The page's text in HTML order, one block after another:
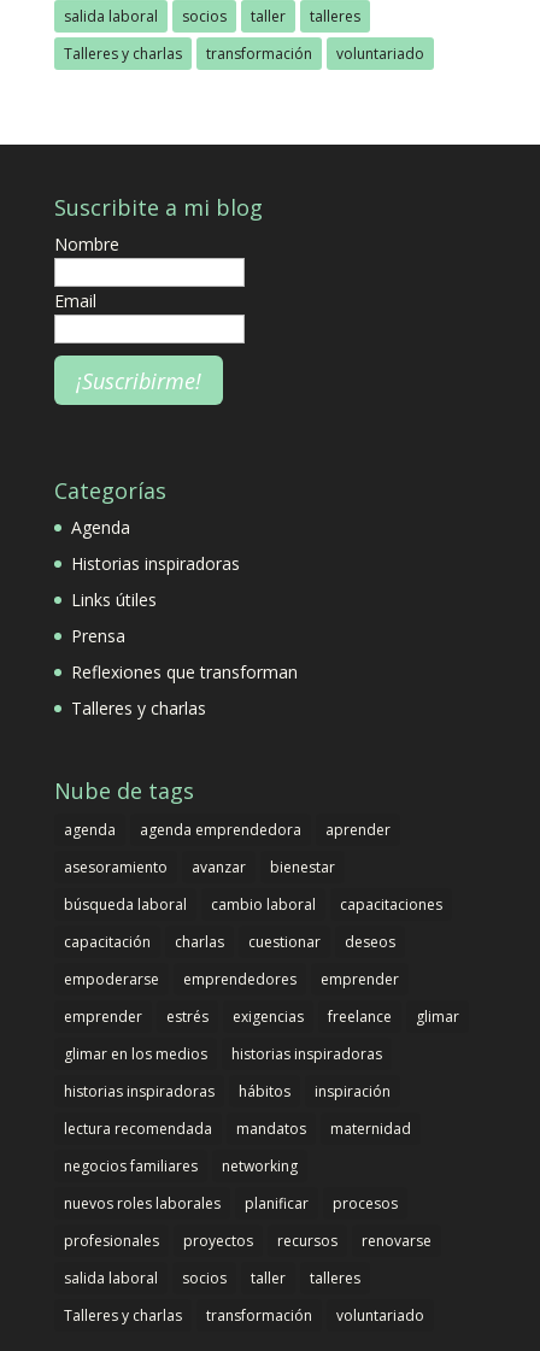
salida laboral
socios taller
talleres
Talleres y charlas
transformación voluntariado
Suscribite a mi blog
Nombre
Email
Categorías
Agenda
Historias inspiradoras
Links útiles
Prensa
Reflexiones que transforman
Talleres y charlas
Nube de tags
agenda agenda emprendedora
aprender
asesoramiento
avanzar
bienestar
búsqueda laboral
cambio laboral
capacitaciones
capacitación
charlas cuestionar
deseos
empoderarse
emprendedores
emprender
emprender
estrés exigencias freelance
glimar
glimar en los medios
historias inspiradoras
historias inspiradoras
hábitos
inspiración
lectura recomendada
mandatos
maternidad
negocios familiares
networking
nuevos roles laborales
planificar
procesos
profesionales
proyectos recursos
renovarse
salida laboral
socios taller
talleres
Talleres y charlas
transformación voluntariado